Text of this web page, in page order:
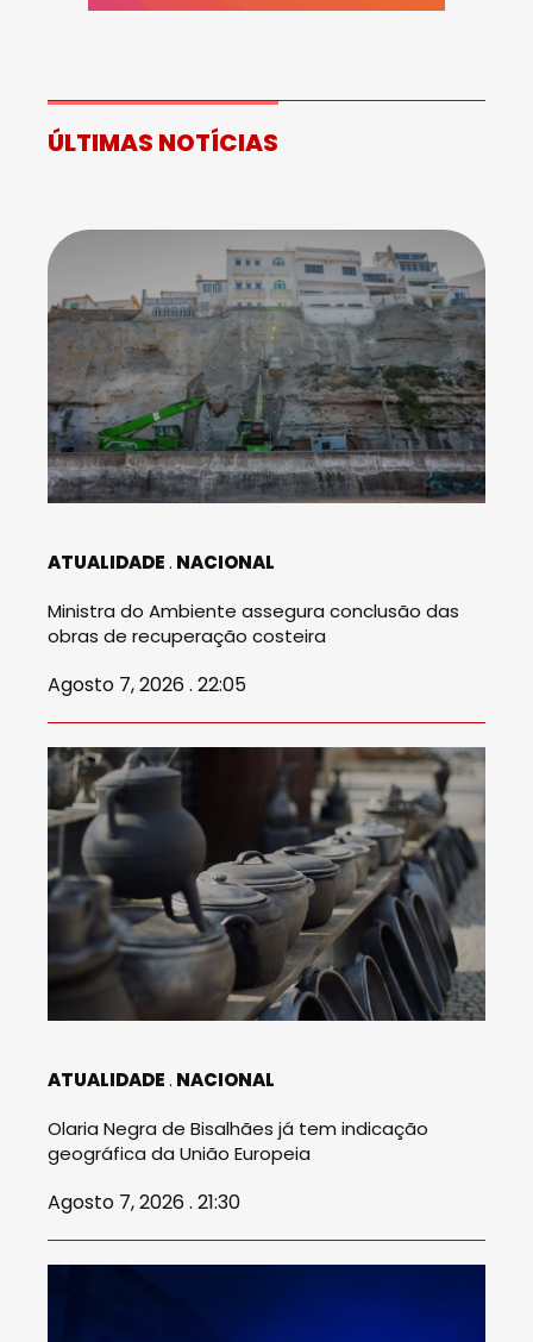
ÚLTIMAS NOTÍCIAS
ATUALIDADE NACIONAL
Ministra do Ambiente assegura conclusão das
obras de recuperação costeira
Agosto 7, 2026 . 22:05
ATUALIDADE NACIONAL
Olaria Negra de Bisalhães já tem indicação
geográfica da União Europeia
Agosto 7, 2026 . 21:30